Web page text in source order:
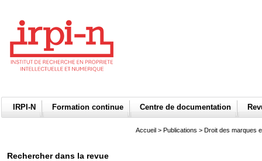
IRPI-N Formation continue Centre de documentation
Rechercher dans la revue
Accueil > Publications > Droit des marques